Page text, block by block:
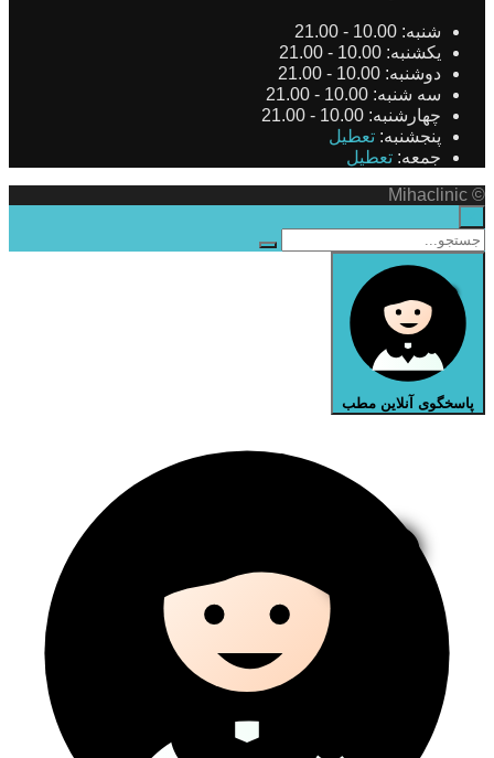
شنبه: 10.00 - 21.00
یکشنبه: 10.00 - 21.00
دوشنبه: 10.00 - 21.00
سه شنبه: 10.00 - 21.00
چهارشنبه: 10.00 - 21.00
پنجشنبه: تعطیل
جمعه: تعطیل
© Mihaclinic
پاسخگوی آنلاین مطب